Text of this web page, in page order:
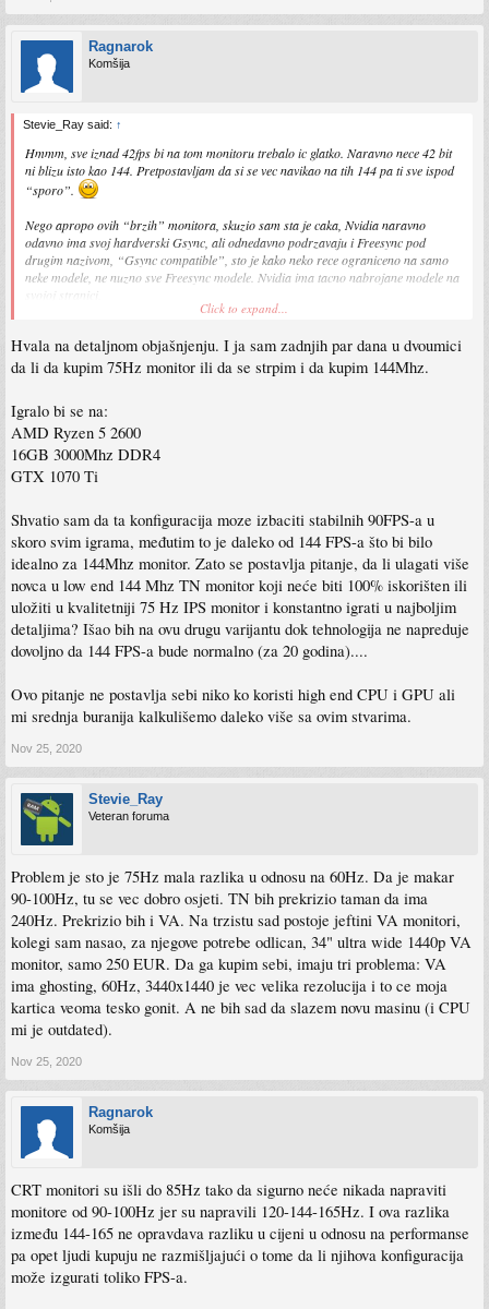
Ragnarok
Komšija
Stevie_Ray said: ↑
Hmmm, sve iznad 42fps bi na tom monitoru trebalo ic glatko. Naravno nece 42 bit
ni blizu isto kao 144. Pretpostavljam da si se vec navikao na tih 144 pa ti sve ispod
“sporo”.
Nego apropo ovih “brzih” monitora, skuzio sam sta je caka, Nvidia naravno
odavno ima svoj hardverski Gsync, ali odnedavno podrzavaju i Freesync pod
drugim nazivom, “Gsync compatible”, sto je kako neko rece ograniceno na samo
neke modele, ne nuzno sve Freesync modele. Nvidia ima tacno nabrojane modele na
uvijek fali neki djavo.
karticama, mnogo skuplji monitori
2. Freesync odnosno G-sync compatible, jeftino rjesenje kojeg imaju i najjeftiniji
adaptive refresh rate ekrani.
Glavni minus Freesync ekrana je sto pocinju tek od nekih ~40Hz, sve ispod ce biti
Mene ovo i jest zanimalo ne sa aspekta 144Hz i slicno, nego radi situacija kad
padne framerate ispod uobicajenog. A to 60Hz+ vidim samo kao dodatni plus.
Sent from my iPhone using Tapatalk
Click to expand...
Hvala na detaljnom objašnjenju. I ja sam zadnjih par dana u dvoumici
da li da kupim 75Hz monitor ili da se strpim i da kupim 144Mhz.
Igralo bi se na:
AMD Ryzen 5 2600
16GB 3000Mhz DDR4
GTX 1070 Ti
Shvatio sam da ta konfiguracija moze izbaciti stabilnih 90FPS-a u
skoro svim igrama, međutim to je daleko od 144 FPS-a što bi bilo
idealno za 144Mhz monitor. Zato se postavlja pitanje, da li ulagati više
novca u low end 144 Mhz TN monitor koji neće biti 100% iskorišten ili
uložiti u kvalitetniji 75 Hz IPS monitor i konstantno igrati u najboljim
detaljima? Išao bih na ovu drugu varijantu dok tehnologija ne napreduje
dovoljno da 144 FPS-a bude normalno (za 20 godina)....
Ovo pitanje ne postavlja sebi niko ko koristi high end CPU i GPU ali
mi srednja buranija kalkulišemo daleko više sa ovim stvarima.
Nov 25, 2020
Stevie_Ray
Veteran foruma
Problem je sto je 75Hz mala razlika u odnosu na 60Hz. Da je makar
90-100Hz, tu se vec dobro osjeti. TN bih prekrizio taman da ima
240Hz. Prekrizio bih i VA. Na trzistu sad postoje jeftini VA monitori,
kolegi sam nasao, za njegove potrebe odlican, 34" ultra wide 1440p VA
monitor, samo 250 EUR. Da ga kupim sebi, imaju tri problema: VA
ima ghosting, 60Hz, 3440x1440 je vec velika rezolucija i to ce moja
kartica veoma tesko gonit. A ne bih sad da slazem novu masinu (i CPU
mi je outdated).
Nov 25, 2020
Ragnarok
Komšija
CRT monitori su išli do 85Hz tako da sigurno neće nikada napraviti
monitore od 90-100Hz jer su napravili 120-144-165Hz. I ova razlika
između 144-165 ne opravdava razliku u cijeni u odnosu na performanse
pa opet ljudi kupuju ne razmišljajući o tome da li njihova konfiguracija
može izgurati toliko FPS-a.